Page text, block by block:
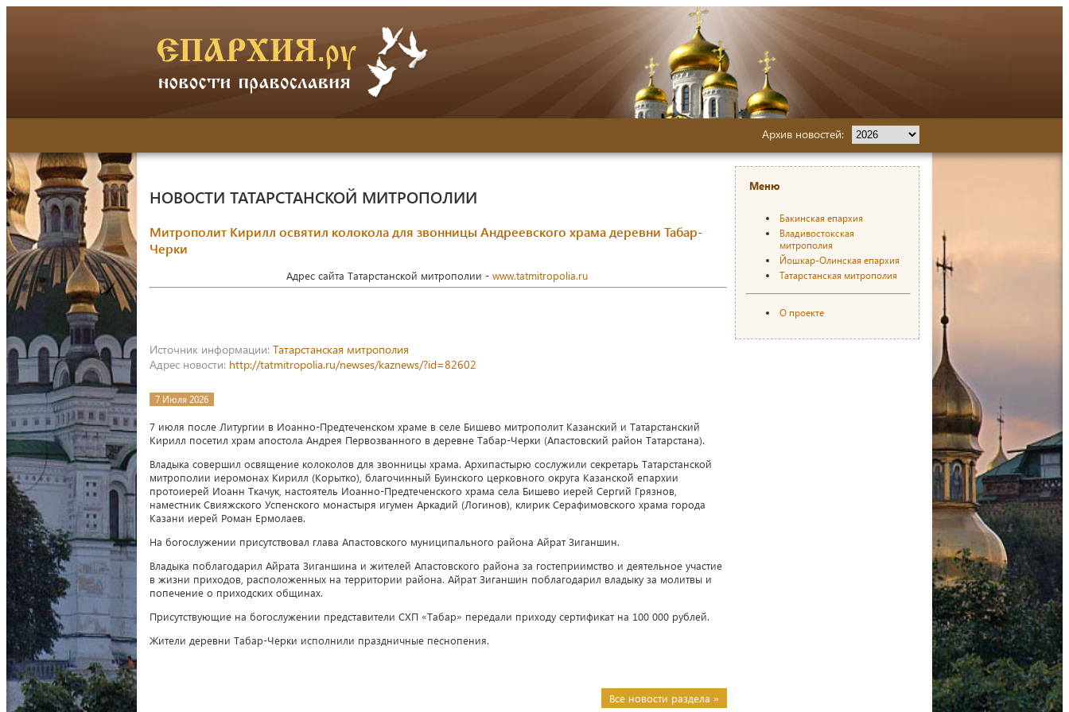
Архив новостей:
НОВОСТИ ТАТАРСТАНСКОЙ МИТРОПОЛИИ
Митрополит Кирилл освятил колокола для звонницы Андреевского храма деревни Табар-
Черки
Адрес сайта Татарстанской митрополии - www.tatmitropolia.ru
Источник информации: Татарстанская митрополия
Адрес новости: http://tatmitropolia.ru/newses/kaznews/?id=82602
7 Июля 2026
7 июля после Литургии в Иоанно-Предтеченском храме в селе Бишево митрополит Казанский и Татарстанский
Кирилл посетил храм апостола Андрея Первозванного в деревне Табар-Черки (Апастовский район Татарстана).
Владыка совершил освящение колоколов для звонницы храма. Архипастырю сослужили секретарь Татарстанской
митрополии иеромонах Кирилл (Корытко), благочинный Буинского церковного округа Казанской епархии
протоиерей Иоанн Ткачук, настоятель Иоанно-Предтеченского храма села Бишево иерей Сергий Грязнов,
наместник Свияжского Успенского монастыря игумен Аркадий (Логинов), клирик Серафимовского храма города
Казани иерей Роман Ермолаев.
На богослужении присутствовал глава Апастовского муниципального района Айрат Зиганшин.
Владыка поблагодарил Айрата Зиганшина и жителей Апастовского района за гостеприимство и деятельное участие
в жизни приходов, расположенных на территории района. Айрат Зиганшин поблагодарил владыку за молитвы и
попечение о приходских общинах.
Присутствующие на богослужении представители СХП «Табар» передали приходу сертификат на 100 000 рублей.
Жители деревни Табар-Черки исполнили праздничные песнопения.
Все новости раздела »
Меню
Бакинская епархия
Владивостокская
митрополия
Йошкар-Олинская епархия
Татарстанская митрополия
О проекте